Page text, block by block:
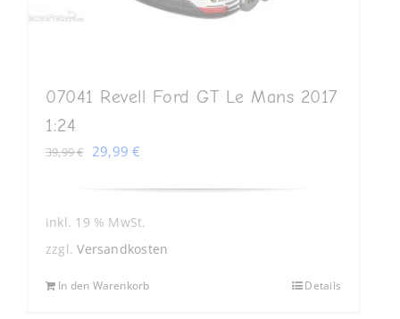
07041 Revell Ford GT Le Mans 2017
1:24
39,99€ Ursprünglicher
war:
39,99 €
29,99€
ist:
29,99 €.
inkl. 19 % MwSt.
zzgl.Versandkosten
In den Warenkorb Details